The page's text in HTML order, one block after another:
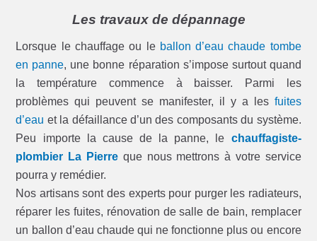
Les travaux de dépannage
Lorsque le chauffage ou le ballon d’eau chaude tombe
en panne, une bonne réparation s’impose surtout quand
la température commence à baisser. Parmi les
problèmes qui peuvent se manifester, il y a les fuites
d’eau et la défaillance d’un des composants du système.
Peu importe la cause de la panne, le chauffagiste-
plombier La Pierreque nous mettrons à votre service
pourra y remédier.
Nos artisans sont des experts pour purger les radiateurs,
réparer les fuites, rénovation de salle de bain, remplacer
un ballon d’eau chaude qui ne fonctionne plus ou encore